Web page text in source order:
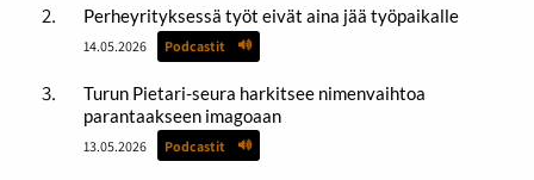
Perheyrityksessä työt eivät aina jää työpaikalle
14.05.2026 Podcastit
Turun Pietari-seura harkitsee nimenvaihtoa
parantaakseen imagoaan
13.05.2026 Podcastit